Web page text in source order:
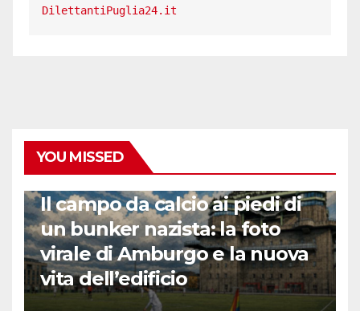
DilettantiPuglia24.it
YOU MISSED
Il campo da calcio ai piedi di
un bunker nazista: la foto
virale di Amburgo e la nuova
vita dell’edificio